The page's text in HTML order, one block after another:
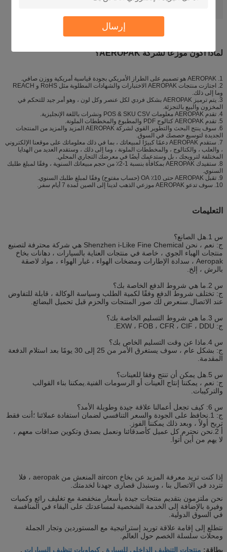
إرسال
لماذا أكون موزعًا لشركة AEROPAK؟
1. AEROPAK هو تصميم على الطراز الأمريكي بجودة قياسية أمريكية ووزن صافي.
2. اجتازت منتجات AEROPAK الاختبارات والشهادات المطلوبة مثل RoHS و REACH
وما إلى ذلك.
3. يتم ترميز AEROPAK بشكل فردي لكل عنصر وكل لون ، وهو أمر جيد للتحكم في
المخزون والبيع بالتجزئة.
4. تقدم AEROPAK معلومات POS & SKU CSV ونشرات باللغة الإنجليزية.
5. تقدم AEROPAK كتالوج PDF والمطبوع والمخططات الملونة.
6. سوف ينتج البحث والتطوير القوي لشركة AEROPAK المزيد والمزيد من المنتجات
الجديدة لتوسيع حصصك في السوق.
7. ستقدم AEROPAK دعمًا كبيرًا لمبيعاتك ، بما في ذلك معلوماتك على موقعنا الإلكتروني
، والعلب ، والكتالوج ، والمخططات الملونة ، وما إلى ذلك ، وستقدم العديد من الهدايا
المختلفة لترويجك ، بل وستدعمك أيضًا في معرضك التجاري المحلي.
8. ستفيدك AEROPAK بمكافأة بنسبة 1-2٪ من حجم مبيعاتك السنوية ، وفقًا لمبلغ طلبك
السنوي.
9. تقبل AEROPAK حتى 10٪ OA (حساب مفتوح) وفقًا لمبلغ طلبك السنوي.
10. سوف تدعو AEROPAK موزعي الذهب لدينا إلى الصين لمدة 7 أيام سفر.
التعليمات
س 1.هل الصانع؟
ج: نعم ، نحن Shenzhen i-Like Fine Chemical هي شركة محترفة لتصنيع
منتجات الهباء الجوي ، خاصة في منتجات العناية بالسيارات ، دهانات بخاخ
Aeropak ، سدادة الإطارات ومضخات الهواء ، غبار الهواء ، مواد لاصقة
بالرش ، إلخ.
س 2.ما هي شروط الدفع الخاصة بك؟
ج: تختلف شروط الدفع وفقًا لكمية الطلب وسياسة الوكالة ، قابلة للتفاوض
عند الاتصال.سنعرض لك صور المنتجات والحزم قبل تحميل البضائع.
س 3.ما هي شروط التسليم الخاصة بك؟
ج: EXW ، FOB ، CFR ، CIF ، DDU.
س 4.ماذا عن وقت التسليم الخاص بك؟
ج: بشكل عام ، سوف يستغرق الأمر من 25 إلى 30 يومًا بعد استلام الدفعة
المقدمة.
س 5.هل يمكن أن تنتج وفقا للعينات؟
ج: نعم ، يمكننا إنتاج العينات أو الرسومات الفنية.يمكننا بناء القوالب
والتركيبات.
س 6: كيف تجعل أعمالنا علاقة جيدة وطويلة الأمد؟
ج: 1.نحافظ على الجودة والسعر التنافسي لضمان استفادة عملائنا ؛أنت فقط
تربح أولاً ، وبعد ذلك يمكننا الفوز.
أ 2.نحن نحترم كل عميل كأصدقائنا ونعمل بصدق وتكوين صداقات معهم ،
لا يهم من أين أتوا.
إذا كنت تريد معرفة المزيد عن بخاخ aircon المنعش من aeropak ، فلا
تتردد في الاتصال بنا ، وسنبذل قصارى جهدنا لخدمتك.
نحن ملتزمون بتقديم منتجات جيدة بأسعار منخفضة مع تغليف رائع وكميات
وفيرة بالإضافة إلى الخدمة الشخصية لمساعدتك على البقاء في المنافسة
في السوق الدولية.
نتطلع إلى إقامة علاقة توريد إستراتيجية مع المستوردين وتجار الجملة
ومحلات سلسلة الخصم حول العالم.
بطاقة: منتجات التنظيف الداخلي للسيارة , كيماويات تنظيف السيارات ,